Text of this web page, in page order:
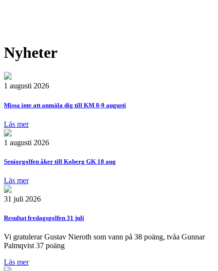
Nyheter
1 augusti 2026
Missa inte att anmäla dig till KM 8-9 augusti
Läs mer
1 augusti 2026
Seniorgolfen åker till Koberg GK 18 aug
Läs mer
31 juli 2026
Resultat fredagsgolfen 31 juli
Vi gratulerar Gustav Nieroth som vann på 38 poäng, tvåa Gunnar
Palmqvist 37 poäng
Läs mer